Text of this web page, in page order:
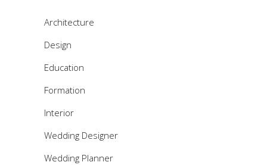
Architecture
Design
Education
Formation
Interior
Wedding Designer
Wedding Planner